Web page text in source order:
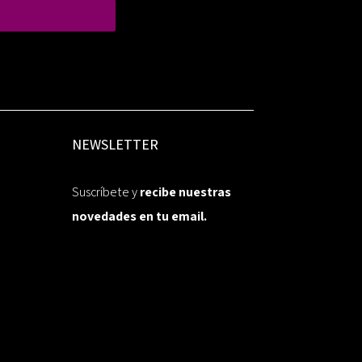
NEWSLETTER
Suscríbete yrecibe nuestras
novedades en tu email.